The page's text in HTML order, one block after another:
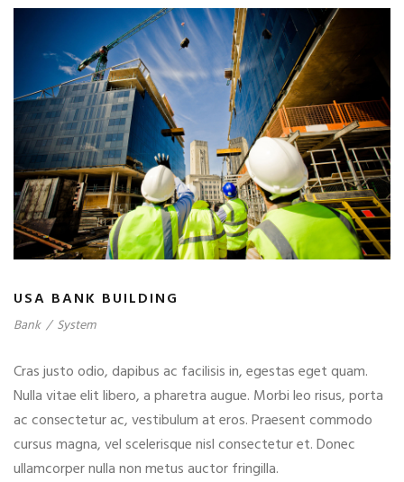
USA BANK BUILDING
Bank / System
Cras justo odio, dapibus ac facilisis in, egestas eget quam.
Nulla vitae elit libero, a pharetra augue. Morbi leo risus, porta
ac consectetur ac, vestibulum at eros. Praesent commodo
cursus magna, vel scelerisque nisl consectetur et. Donec
ullamcorper nulla non metus auctor fringilla.